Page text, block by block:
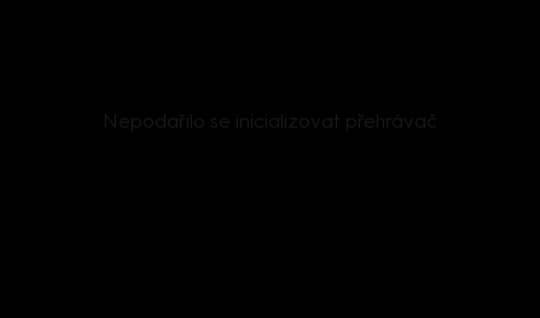
Nepodařilo se inicializovat přehrávač